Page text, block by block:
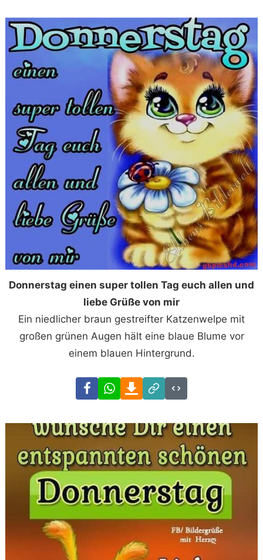
Donnerstag einen super tollen Tag euch allen und
liebe Grüße von mir
Ein niedlicher braun gestreifter Katzenwelpe mit
großen grünen Augen hält eine blaue Blume vor
einem blauen Hintergrund.
FacebookWhatsAppDownload
Link
Code